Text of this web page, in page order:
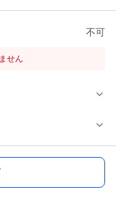
不可
せん